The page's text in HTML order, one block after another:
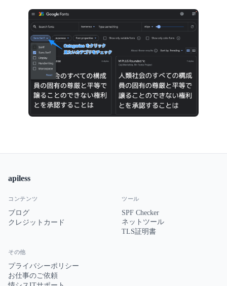
apiless
コンテンツ
ブログ
クレジットカード
ツール
SPF Checker
ネットツール
TLS証明書
その他
プライバシーポリシー
お仕事のご依頼